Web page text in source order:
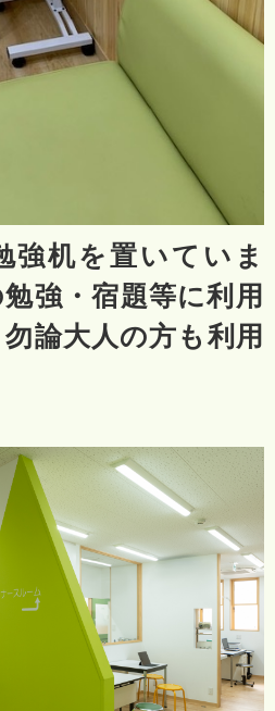
強机を置いていま
強・宿題等に利用
論大人の方も利用